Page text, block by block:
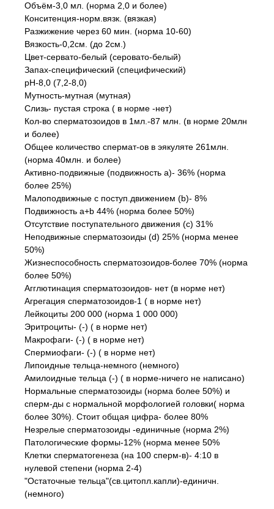
Объём-3,0 мл. (норма 2,0 и более)
Конситенция-норм.вязк. (вязкая)
Разжижение через 60 мин. (норма 10-60)
Вязкость-0,2см. (до 2см.)
Цвет-сервато-белый (серовато-белый)
Запах-специфический (специфический)
pH-8,0 (7,2-8,0)
Мутность-мутная (мутная)
Слизь- пустая строка ( в норме -нет)
Кол-во сперматозоидов в 1мл.-87 млн. (в норме 20млн
и более)
Общее количество спермат-ов в эякуляте 261млн.
(норма 40млн. и более)
Активно-подвижные (подвижность а)- 36% (норма
более 25%)
Малоподвижные с поступ.движением (b)- 8%
Подвижность a+b 44% (норма более 50%)
Отсутствие поступательного движения (с) 31%
Неподвижные сперматозоиды (d) 25% (норма менее
50%)
Жизнеспособность сперматозоидов-более 70% (норма
более 50%)
Агглютинация сперматозоидов- нет (в норме нет)
Агрегация сперматозоидов-1 ( в норме нет)
Лейкоциты 200 000 (норма 1 000 000)
Эритроциты- (-) ( в норме нет)
Макрофаги- (-) ( в норме нет)
Спермиофаги- (-) ( в норме нет)
Липоидные тельца-немного (немного)
Амилоидные тельца (-) ( в норме-ничего не написано)
Нормальные сперматозоиды (норма более 50%) и
сперм-ды с нормальной морфологией головки( норма
более 30%). Стоит общая цифра- более 80%
Незрелые сперматозоиды -единичные (норма 2%)
Патологические формы-12% (норма менее 50%
Клетки сперматогенеза (на 100 сперм-в)- 4:10 в
нулевой степени (норма 2-4)
"Остаточные тельца"(св.цитопл.капли)-единичн.
(немного)